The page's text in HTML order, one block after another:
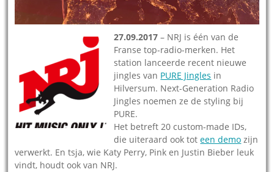
27.09.2017 – NRJ is één van de
Franse top-radio-merken. Het
station lanceerde recent nieuwe
jingles van PURE Jingles in
Hilversum. Next-Generation​ ​Radio​ ​
Jingles noemen ze de styling bij
PURE.
Het betreft 20​ ​custom-made​ ​IDs,​
die uiteraard ook toteen demo zijn
verwerkt. ​En tsja, wie Katy​ ​Perry,​ ​Pink en Justin​ ​Bieber leuk
vindt, houdt ook van NRJ.